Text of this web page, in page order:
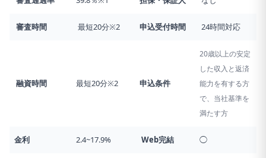
審査時間 最短20分※2 申込受付時間 24時間対応
融資時間 最短20分※2 申込条件
20歳以上の安定
した収入と返済
能力を有する方
で、当社基準を
満たす方
金利 2.4~17.9% Web完結 ◯